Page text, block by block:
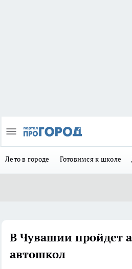
Лето в городе Готовимся к школе
В Чувашии пройдет
автошкол